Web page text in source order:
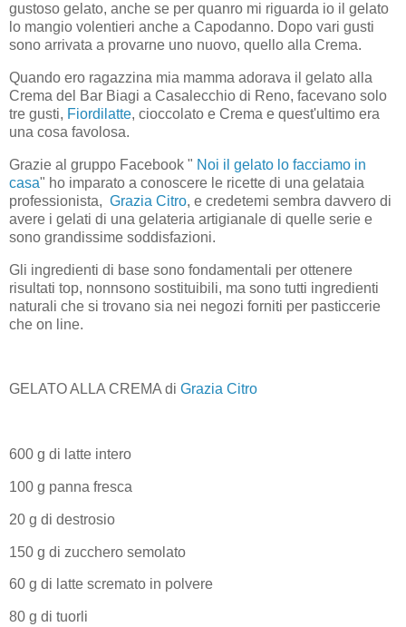
gustoso gelato, anche se per quanro mi riguarda io il gelato
lo mangio volentieri anche a Capodanno. Dopo vari gusti
sono arrivata a provarne uno nuovo, quello alla Crema.
Quando ero ragazzina mia mamma adorava il gelato alla
Crema del Bar Biagi a Casalecchio di Reno, facevano solo
tre gusti, Fiordilatte, cioccolato e Crema e quest'ultimo era
una cosa favolosa.
Grazie al gruppo Facebook " Noi il gelato lo facciamo in
casa" ho imparato a conoscere le ricette di una gelataia
professionista, Grazia Citro, e credetemi sembra davvero di
avere i gelati di una gelateria artigianale di quelle serie e
sono grandissime soddisfazioni.
Gli ingredienti di base sono fondamentali per ottenere
risultati top, nonnsono sostituibili, ma sono tutti ingredienti
naturali che si trovano sia nei negozi forniti per pasticcerie
che on line.
GELATO ALLA CREMA di Grazia Citro
600 g di latte intero
100 g panna fresca
20 g di destrosio
150 g di zucchero semolato
60 g di latte scremato in polvere
80 g di tuorli